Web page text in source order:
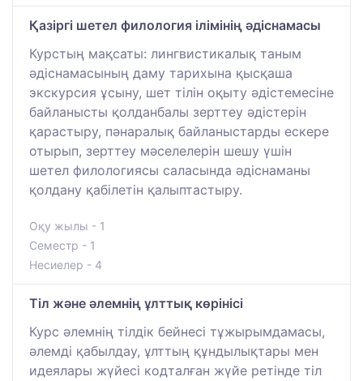
Қазіргі шетел филология ілімінің әдіснамасы
Курстың мақсаты: лингвистикалық таным
әдіснамасының даму тарихына қысқаша
экскурсия ұсыну, шет тілін оқыту әдістемесіне
байланысты қолданбалы зерттеу әдістерін
қарастыру, пәнаралық байланыстарды ескере
отырып, зерттеу мәселелерін шешу үшін
шетел филологиясы саласында әдіснаманы
қолдану қабілетін қалыптастыру.
Оқу жылы - 1
Семестр - 1
Несиелер - 4
Тіл және әлемнің ұлттық көрінісі
Курс әлемнің тілдік бейнесі тұжырымдамасы,
әлемді қабылдау, ұлттың құндылықтары мен
идеялары жүйесі кодталған жүйе ретінде тіл